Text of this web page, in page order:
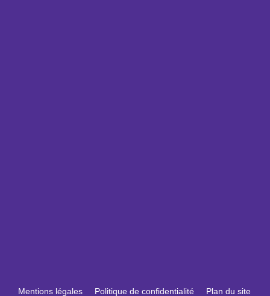
Mentions légales Politique de confidentialité Plan du site